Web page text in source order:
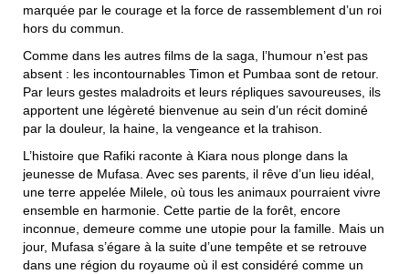
marquée par le courage et la force de rassemblement d’un roi
hors du commun.
Comme dans les autres films de la saga, l’humour n’est pas
absent : les incontournables Timon et Pumbaa sont de retour.
Par leurs gestes maladroits et leurs répliques savoureuses, ils
apportent une légèreté bienvenue au sein d’un récit dominé
par la douleur, la haine, la vengeance et la trahison.
L’histoire que Rafiki raconte à Kiara nous plonge dans la
jeunesse de Mufasa. Avec ses parents, il rêve d’un lieu idéal,
une terre appelée Milele, où tous les animaux pourraient vivre
ensemble en harmonie. Cette partie de la forêt, encore
inconnue, demeure comme une utopie pour la famille. Mais un
jour, Mufasa s’égare à la suite d’une tempête et se retrouve
dans une région du royaume où il est considéré comme un